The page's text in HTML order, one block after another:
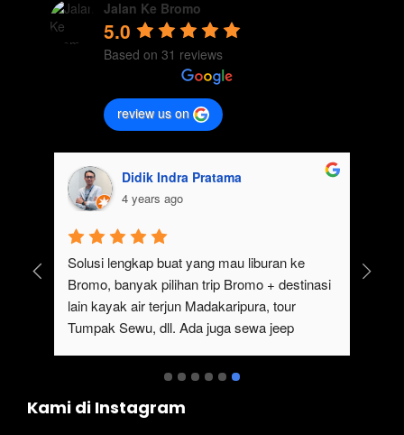
Jalan Ke Bromo
5.0
Based on 31 reviews
review us on
cocok untuk
ada juga
ingin
Didik Indra Pratama
Solusi lengkap buat yang mau liburan ke
Bromo, banyak pilihan trip Bromo +
lain kayak air terjun Madakaripura, tour
Tumpak Sewu, dll. Ada juga sewa jeep
Kami di Instagram